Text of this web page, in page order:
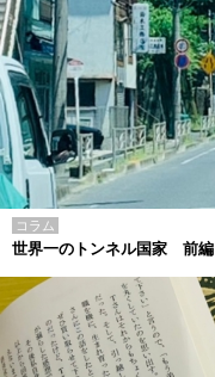
コラム
世界一のトンネル国家 前編